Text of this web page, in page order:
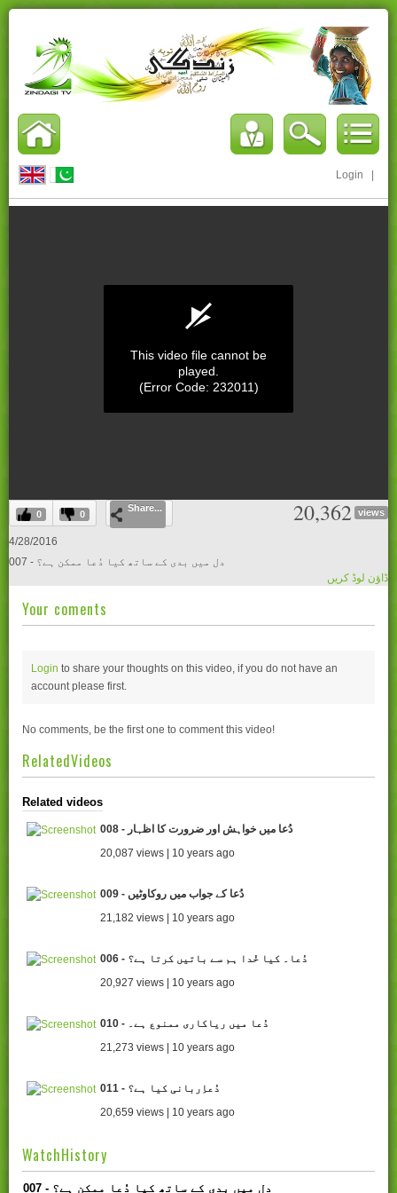
Login
0
seconds
of
0
This video file cannot be
played.
(Error Code: 232011)
0 0
Share... 20,362 views
4/28/2016
007 - دل میں بدی کے ساتھ کیا دُعا ممکن ہے؟
ڈاؤن لوڈ کریں
Your coments
Login to share your thoughts on this video, if you do not have an
account please first.
No comments, be the first one to comment this video!
RelatedVideos
Related videos
008 - دُعا میں خواہش اور ضرورت کا اظہار
20,087 views | 10 years ago
009 - دُعا کے جواب میں روکاوٹیں
21,182 views | 10 years ago
006 - دُعا۔ کیا خُدا ہم سے باتیں کرتا ہے؟
20,927 views | 10 years ago
010 - دُعا میں ریاکاری ممنوع ہے۔
21,273 views | 10 years ago
011 - دُعاِربانی کیا ہے؟
20,659 views | 10 years ago
WatchHistory
007 - دل میں بدی کے ساتھ کیا دُعا ممکن ہے؟